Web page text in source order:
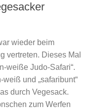
wieder beim
vertreten. Dieses Mal
weiße Judo-Safari“.
weiß und „safaribunt“
durch Vegesack.
zum Werfen